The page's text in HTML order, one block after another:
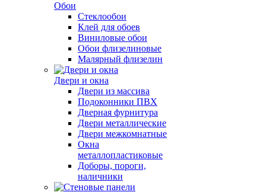
Обои
Стеклообои
Клей для обоев
Виниловые обои
Обои флизелиновые
Малярный флизелин
Двери и окна
Двери из массива
Подоконники ПВХ
Дверная фурнитура
Двери металлические
Двери межкомнатные
Окна
металлопластиковые
Доборы, пороги,
наличники